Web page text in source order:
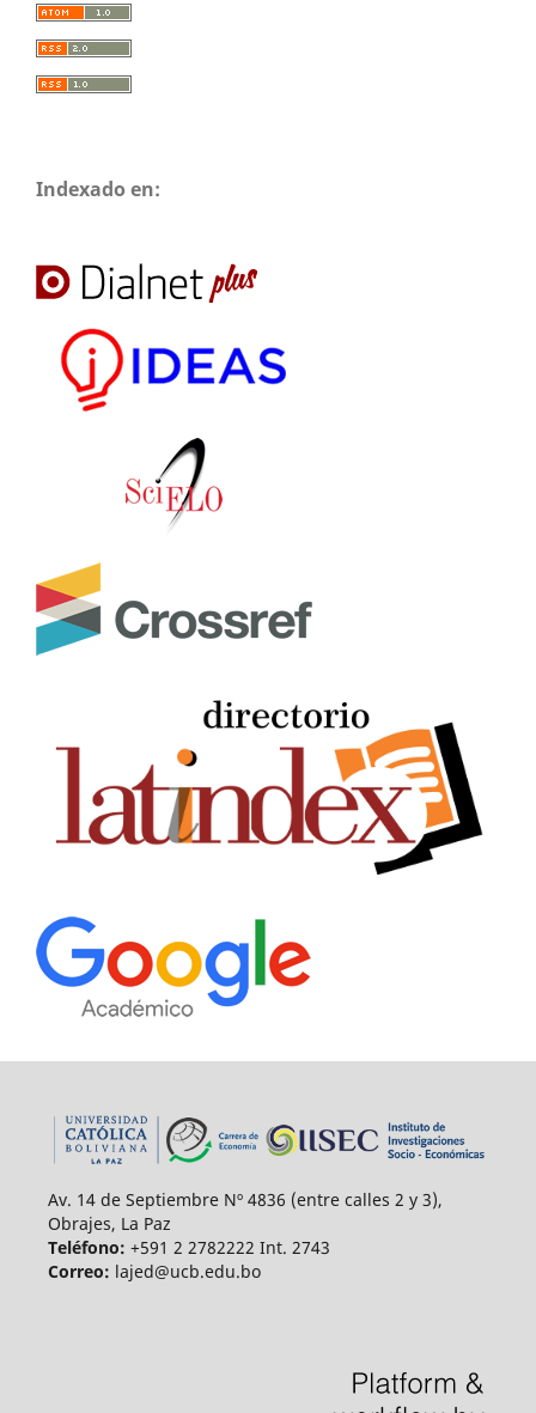
Indexado en:
Av. 14 de Septiembre Nº 4836 (entre calles 2 y 3),
Obrajes, La Paz
Teléfono: +591 2 2782222 Int. 2743
Correo: lajed@ucb.edu.bo